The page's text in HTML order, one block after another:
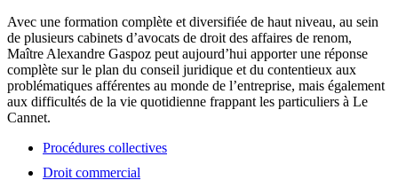
Avec une formation complète et diversifiée de haut niveau, au sein
de plusieurs cabinets d’avocats de droit des affaires de renom,
Maître Alexandre Gaspoz peut aujourd’hui apporter une réponse
complète sur le plan du conseil juridique et du contentieux aux
problématiques afférentes au monde de l’entreprise, mais également
aux difficultés de la vie quotidienne frappant les particuliers à Le
Cannet.
Procédures collectives
Droit commercial